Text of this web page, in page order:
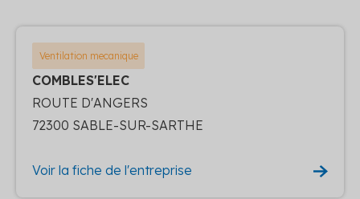
Ventilation mecanique
COMBLES'ELEC
ROUTE D'ANGERS
72300 SABLE-SUR-SARTHE
Voir la fiche de l'entreprise